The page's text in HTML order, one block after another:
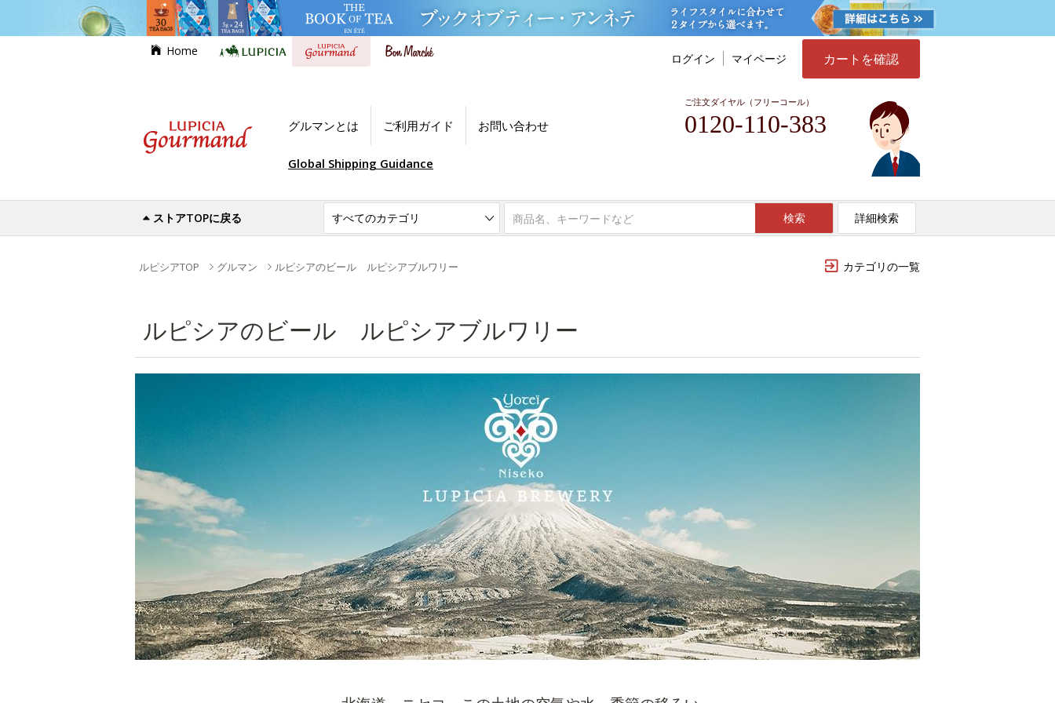
Home
ログイン マイページ カートを確認
グルマンとは ご利用ガイド お問い合わせ
ご注文ダイヤル（フリーコール）
0120-110-383
Global Shipping Guidance
ストアTOPに戻る 検索 詳細検索
カテゴリの一覧
ルピシアTOP グルマン ルピシアのビール ルピシアブルワリー
ルピシアのビール ルピシアブルワリー